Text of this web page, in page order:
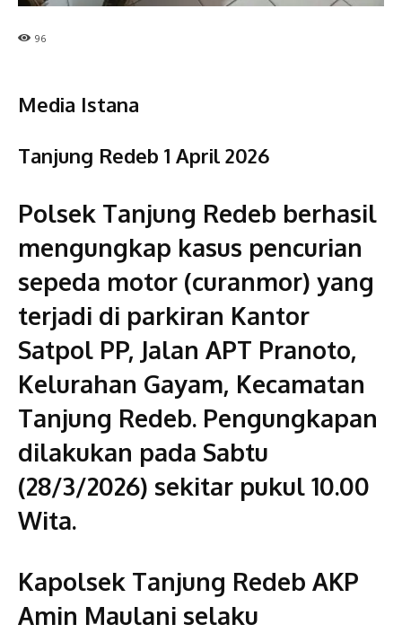
96
Media Istana
Tanjung Redeb 1 April 2026
Polsek Tanjung Redeb berhasil
mengungkap kasus pencurian
sepeda motor (curanmor) yang
terjadi di parkiran Kantor
Satpol PP, Jalan APT Pranoto,
Kelurahan Gayam, Kecamatan
Tanjung Redeb. Pengungkapan
dilakukan pada Sabtu
(28/3/2026) sekitar pukul 10.00
Wita.
Kapolsek Tanjung Redeb AKP
Amin Maulani selaku